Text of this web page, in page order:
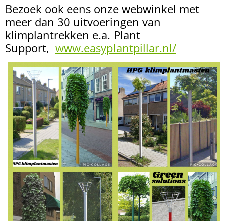
Bezoek ook eens onze webwinkel met
meer dan 30 uitvoeringen van
klimplantrekken e.a. Plant
Support, www.easyplantpillar.nl/